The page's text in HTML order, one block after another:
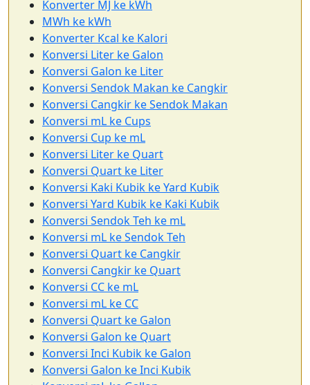
Konverter MJ ke kWh
MWh ke kWh
Konverter Kcal ke Kalori
Konversi Liter ke Galon
Konversi Galon ke Liter
Konversi Sendok Makan ke Cangkir
Konversi Cangkir ke Sendok Makan
Konversi mL ke Cups
Konversi Cup ke mL
Konversi Liter ke Quart
Konversi Quart ke Liter
Konversi Kaki Kubik ke Yard Kubik
Konversi Yard Kubik ke Kaki Kubik
Konversi Sendok Teh ke mL
Konversi mL ke Sendok Teh
Konversi Quart ke Cangkir
Konversi Cangkir ke Quart
Konversi CC ke mL
Konversi mL ke CC
Konversi Quart ke Galon
Konversi Galon ke Quart
Konversi Inci Kubik ke Galon
Konversi Galon ke Inci Kubik